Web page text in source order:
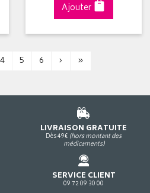
Ajouter
4 5 6 › »
LIVRAISON GRATUITE
Dès 49€ (hors montant des
médicaments)
SERVICE CLIENT
09 72 09 30 00